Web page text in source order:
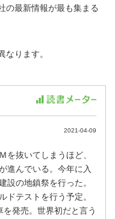
の最新情報が最も集まる
ります。
2021-04-09
を抜いてしまうほど、
進んでいる。今年に入
設の地鎮祭を行った。
ドテストを行う予定。
発売。世界初だと言う